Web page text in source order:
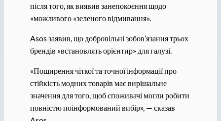
після того, як виявив занепокоєння щодо
«можливого «зеленого відмивання».
Asos заявив, що добровільні зобов’язання трьох
брендів «встановлять орієнтир» для галузі.
«Поширення чіткої та точної інформації про
стійкість модних товарів має вирішальне
значення для того, щоб споживачі могли робити
повністю поінформований вибір», — сказав